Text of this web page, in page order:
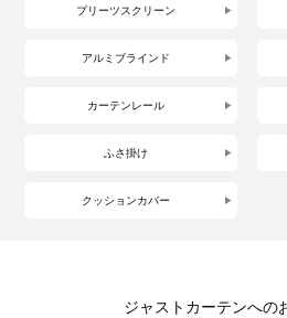
プリーツスクリーン
アルミブラインド
カーテンレール
ふさ掛け
クッションカバー
ジャストカーテンへの